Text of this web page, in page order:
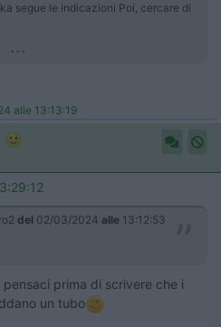
segue le indicazioni Poi, cercare di
...
alle 13:13:19
del 02/03/2024 alle 13:12:53
prima di scrivere che i
un tubo